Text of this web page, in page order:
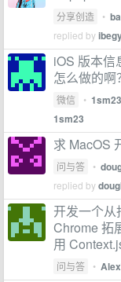
分享创造 •
replied by
iOS 版本信
怎么做的啊
微信 • 1sm23
1sm23
求 MacOS
问与答 •
replied by
开发一个
Chrome 拓
用
问与答 •